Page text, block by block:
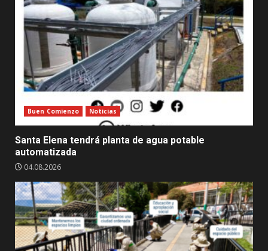
Buen Comienzo Noticias
Santa Elena tendrá planta de agua potable
automatizada
04.08.2026